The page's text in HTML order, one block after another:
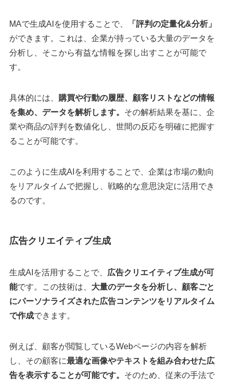
MAで生成AIを使用することで、
「評判の定量化&分析」
ができます。これは、企業が持っている大量のデータを
分析し、そこから有益な情報を探し出すことが可能で
す。
具体的には、 購買や行動の履歴、顧客リストなどの情報
を集め、データを解析します。 その解析結果を基に、企
業や商品の評判を数値化し、世間の反応を明確に把握す
ることが可能です。
このように生成AIを利用することで、企業は市場の動向
をリアルタイムで把握し、戦略的な意思決定に活用でき
るのです。
広告クリエイティブ生成
生成AIを活用することで、 広告クリエイティブ生成が可
能です。この技術は、 大量のデータを分析し、顧客ごと
にパーソナライズされた広告コンテンツをリアルタイム
で作成できます。
例えば、顧客が閲覧しているWebページの内容を解析
し、その顧客に最適な画像やテキストを組み合わせた広
告を表示することが可能です。 そのため、従来の手法で